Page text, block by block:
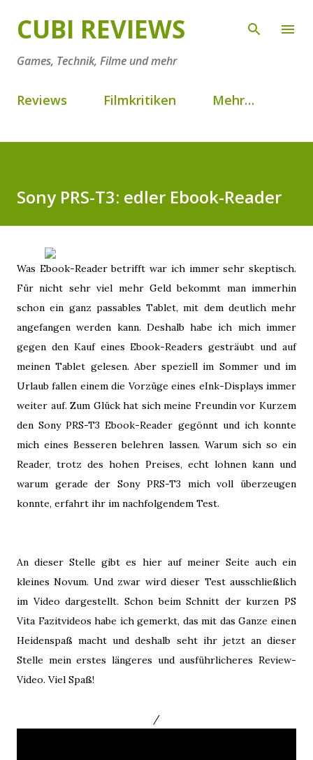
Direkt zum Hauptbereich
CUBI REVIEWS
Games, Technik, Filme und mehr
Reviews Filmkritiken Mehr…
Sony PRS-T3: edler Ebook-Reader
Was Ebook-Reader betrifft war ich immer sehr skeptisch.
Für nicht sehr viel mehr Geld bekommt man immerhin
schon ein ganz passables Tablet, mit dem deutlich mehr
angefangen werden kann. Deshalb habe ich mich immer
gegen den Kauf eines Ebook-Readers gesträubt und auf
meinen Tablet gelesen. Aber speziell im Sommer und im
Urlaub fallen einem die Vorzüge eines eInk-Displays immer
weiter auf. Zum Glück hat sich meine Freundin vor Kurzem
den Sony PRS-T3 Ebook-Reader gegönnt und ich konnte
mich eines Besseren belehren lassen. Warum sich so ein
Reader, trotz des hohen Preises, echt lohnen kann und
warum gerade der Sony PRS-T3 mich voll überzeugen
konnte, erfahrt ihr im nachfolgendem Test.
An dieser Stelle gibt es hier auf meiner Seite auch ein
kleines Novum. Und zwar wird dieser Test ausschließlich
im Video dargestellt. Schon beim Schnitt der kurzen PS
Vita Fazitvideos habe ich gemerkt, das mit das Ganze einen
Heidenspaß macht und deshalb seht ihr jetzt an dieser
Stelle mein erstes längeres und ausführlicheres Review-
Video. Viel Spaß!
/